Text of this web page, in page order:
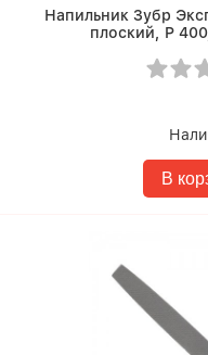
Напильник Зубр
плоский, P
В